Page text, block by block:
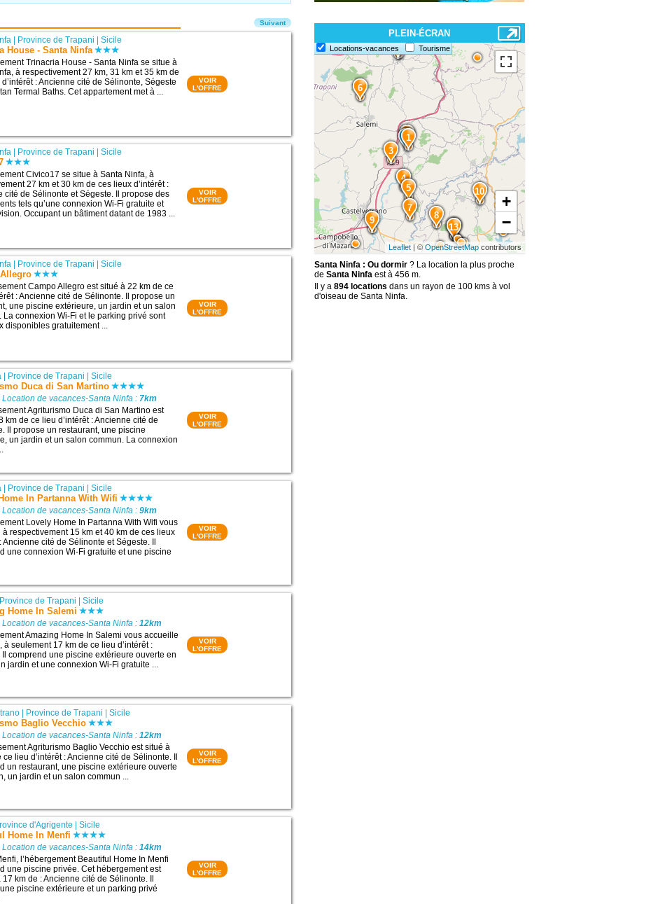
| Province de Trapani |Sicile
House - Santa Ninfa
Trinacria House - Santa Ninfa se situe à
à respectivement 27 km, 31 km et 35 km de
: Ancienne cité de Sélinonte, Ségeste
Termal Baths. Cet appartement met à ...
VOIR
L'OFFRE
| Province de Trapani |Sicile
Civico17 se situe à Santa Ninfa, à
27 km et 30 km de ces lieux d’intérêt :
cité de Sélinonte et Ségeste. Il propose des
tels qu’une connexion Wi-Fi gratuite et
Occupant un bâtiment datant de 1983 ...
VOIR
L'OFFRE
Province de Trapani |Sicile
Campo Allegro est situé à 22 km de ce
: Ancienne cité de Sélinonte. Il propose un
une piscine extérieure, un jardin et un salon
La connexion Wi-Fi et le parking privé sont
disponibles gratuitement ...
VOIR
L'OFFRE
Province de Trapani |Sicile
Duca di San Martino
Location de vacances-Santa Ninfa : 7km
Agriturismo Duca di San Martino est
km de ce lieu d’intérêt : Ancienne cité de
Il propose un restaurant, une piscine
un jardin et un salon commun. La connexion
VOIR
L'OFFRE
Province de Trapani |Sicile
In Partanna With Wifi
Location de vacances-Santa Ninfa :9km
Lovely Home In Partanna With Wifi vous
à respectivement 15 km et 40 km de ces lieux
Ancienne cité de Sélinonte et Ségeste. Il
une connexion Wi-Fi gratuite et une piscine
VOIR
L'OFFRE
Province de Trapani |Sicile
Home In Salemi
Location de vacances-Santa Ninfa :12km
Amazing Home In Salemi vous accueille
à seulement 17 km de ce lieu d’intérêt :
Il comprend une piscine extérieure ouverte en
jardin et une connexion Wi-Fi gratuite ...
VOIR
L'OFFRE
| Province de Trapani |Sicile
Baglio Vecchio
Location de vacances-Santa Ninfa :12km
Agriturismo Baglio Vecchio est situé à
ce lieu d’intérêt : Ancienne cité de Sélinonte. Il
un restaurant, une piscine extérieure ouverte
un jardin et un salon commun ...
VOIR
L'OFFRE
d'Agrigente |Sicile
Home In Menfi
Location de vacances-Santa Ninfa :14km
l’hébergement Beautiful Home In Menfi
une piscine privée. Cet hébergement est
17 km de : Ancienne cité de Sélinonte. Il
piscine extérieure et un parking privé
VOIR
L'OFFRE
Suivant
PLEIN-ÉCRAN
Locations-vacances Tourisme
15
14
13
12
11
10
9 8
7
6
5
4
3
21
+
−
Leaflet | ©OpenStreetMapcontributors
Santa Ninfa : Ou dormir? La location la plus proche
de Santa Ninfaest à 456 m.
Il y a 894 locations dans un rayon de 100 kms à vol
d'oiseau de Santa Ninfa.